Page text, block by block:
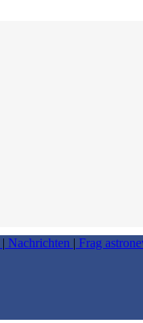
| Nachrichten | Frag